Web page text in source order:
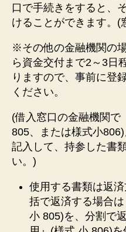
口で手続きをすると、
けることができます。
※その他の金融機関の
ら資金交付まで2～3日
りますので、事前に登
ください。
(借入窓口の金融機関で
805、または様式小
記入して、持参した書
い。)
使用する書類は返
括で返済する場合
小 805)を、分割で